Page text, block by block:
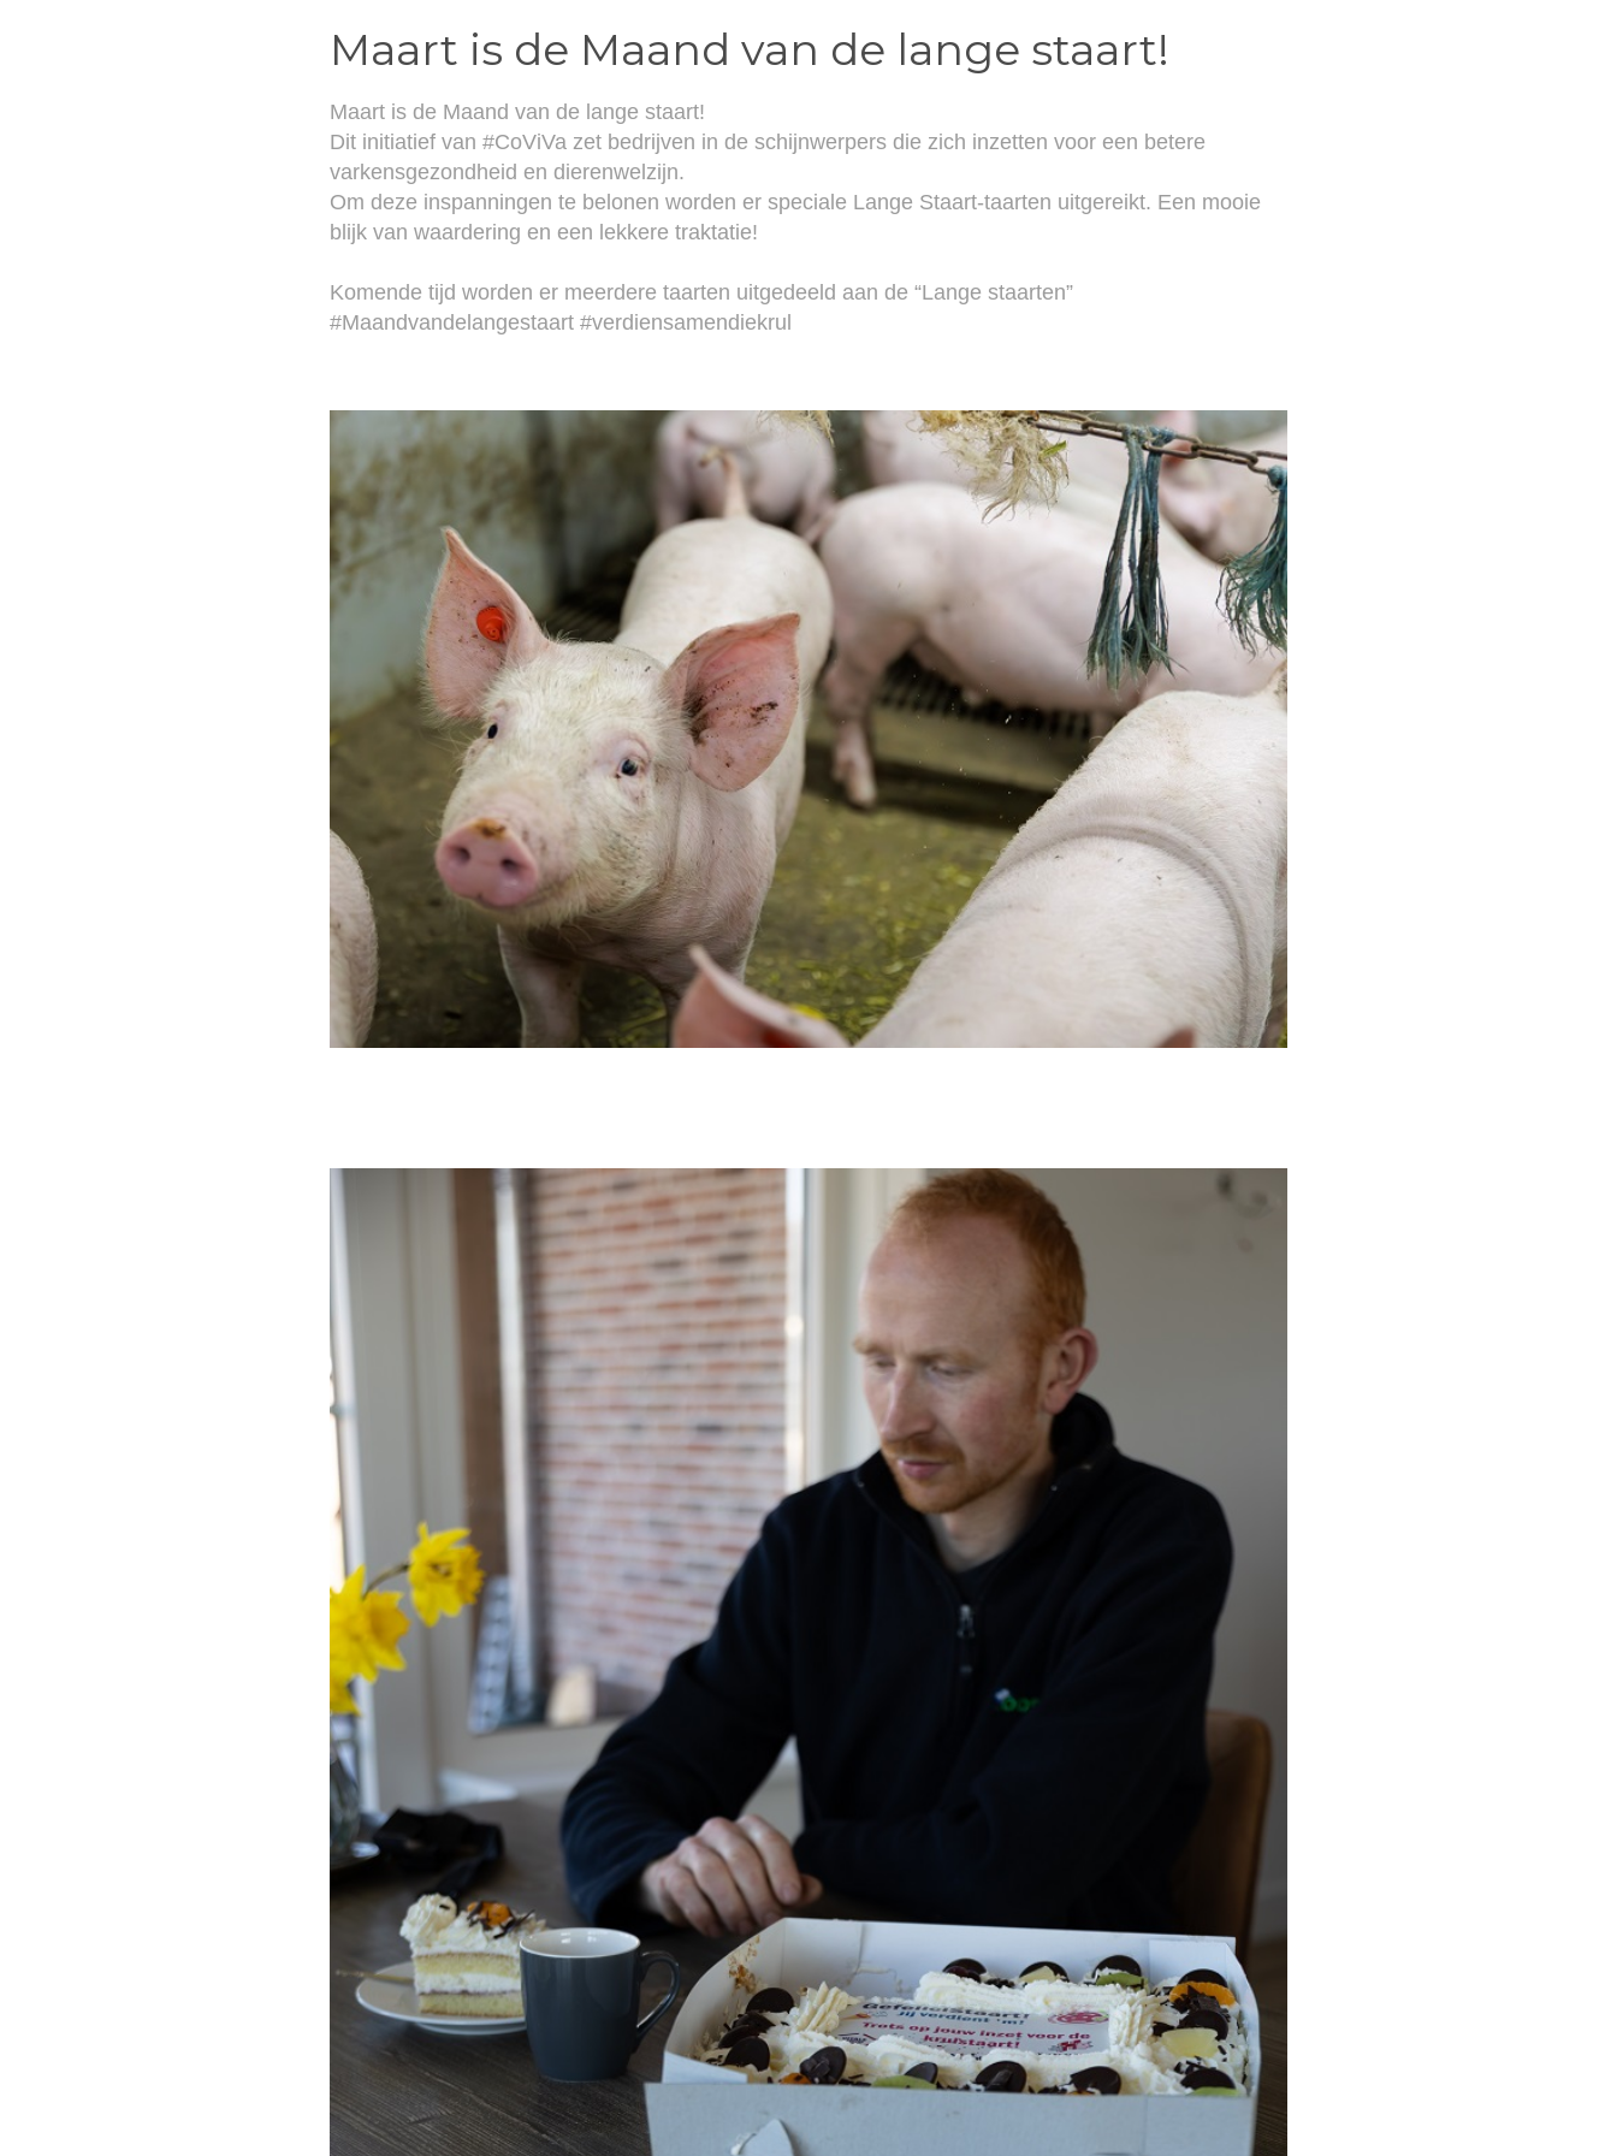
Maart is de Maand van de lange staart!
Maart is de Maand van de lange staart!
Dit initiatief van #CoViVa zet bedrijven in de schijnwerpers die zich inzetten voor een betere
varkensgezondheid en dierenwelzijn.
Om deze inspanningen te belonen worden er speciale Lange Staart-taarten uitgereikt. Een mooie
blijk van waardering en een lekkere traktatie!
Komende tijd worden er meerdere taarten uitgedeeld aan de “Lange staarten”
#Maandvandelangestaart #verdiensamendiekrul